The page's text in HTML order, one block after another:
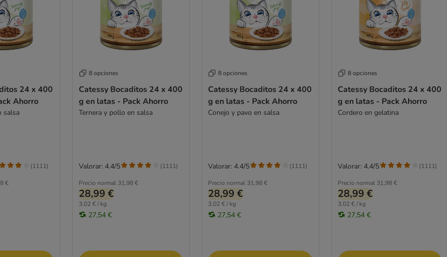
24 x 400
Ahorro
salsa
€
(1111)
8 opciones
Catessy Bocaditos 24 x 400
g en latas - Pack Ahorro
Ternera y pollo en salsa
Precio normal 31,98 €
28,99 €
3,02 € / kg
27,54 €
Valorar: 4.4/5 (1111)
8 opciones
Catessy Bocaditos 24 x 400
g en latas - Pack Ahorro
Conejo y pavo en salsa
Precio normal 31,98 €
28,99 €
3,02 € / kg
27,54 €
Valorar: 4.4/5 (1111)
8 opciones
Catessy Bocaditos 24 x 400
g en latas - Pack Ahorro
Cordero en gelatina
Precio normal 31,98 €
28,99 €
3,02 € / kg
27,54 €
Valorar: 4.4/5 (1111)